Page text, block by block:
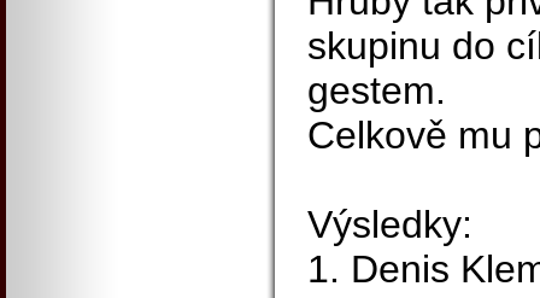
skupinu do
gestem.
Celkově mu
Výsledky:
1. Denis